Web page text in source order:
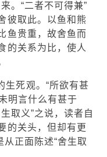
。“二者不可得兼”
彼取此。以鱼和熊
鱼贵重，故舍鱼而
的关系为比，使人
生死观。“所欲有甚
明言什么有甚于
取义”之说，读者自
的关头，但却有更
从正面陈述“舍生取